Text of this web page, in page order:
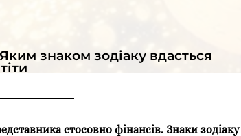
знаком зодіаку вдасться
стосовно фінансів. Знаки зодіаку